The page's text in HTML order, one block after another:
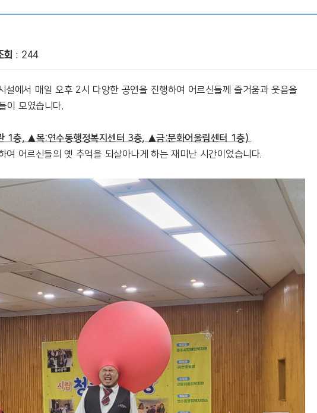
회 244
설에서 매일 오후 2시 다양한공연을 진행하여 어르신들께 즐거움과 웃음을
이 모였습니다.
1층, ▲목:연수동행정복지센터 3층, ▲금:문화어울림센터 1층)
어르신들의 옛 추억을 되살아나게 하는 재미난 시간이었습니다.